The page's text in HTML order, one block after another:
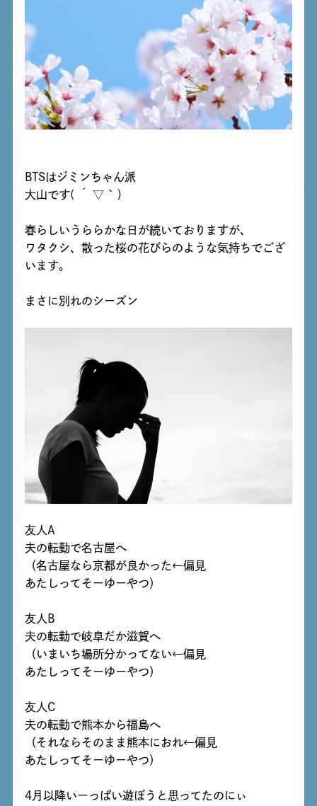
BTSはジミンちゃん派
大山です( ´ ▽ ` )
春らしいうららかな日が続いておりますが、
ワタクシ、散った桜の花びらのような気持ちでござ
います。
まさに別れのシーズン
友人A
夫の転勤で名古屋へ
（名古屋なら京都が良かった←偏見
あたしってそーゆーやつ）
友人B
夫の転勤で岐阜だか滋賀へ
（いまいち場所分かってない←偏見
あたしってそーゆーやつ）
友人C
夫の転勤で熊本から福島へ
（それならそのまま熊本におれ←偏見
あたしってそーゆーやつ）
4月以降いーっぱい遊ぼうと思ってたのにぃ